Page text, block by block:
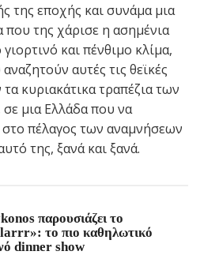
της εποχής και συνάμα μια
που της χάρισε η ασημένια
και πένθιμο κλίμα,
αυτές τις θεϊκές
κυριακάτικα τραπέζια των
μια Ελλάδα που να
στο πέλαγος των αναμνήσεων
της, ξανά και ξανά.
παρουσιάζει το
το πιο καθηλωτικό
dinner show